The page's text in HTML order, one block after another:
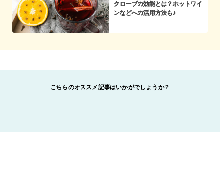
クローブの効能とは？ホットワイ
ンなどへの活用方法も♪
こちらのオススメ記事はいかがでしょうか？